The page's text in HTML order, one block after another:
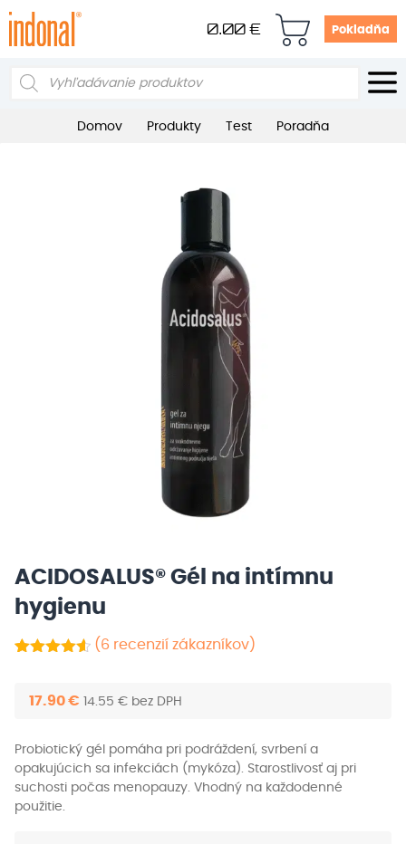
0.00 € Pokladňa
Products
Domov Produkty Test Poradňa
ACIDOSALUS® Gél na intímnu
hygienu
na základe
( 6 recenzií zákazníkov)
17.90€ 14.55 € bez DPH
Probiotický gél pomáha pri podráždení, svrbení a
opakujúcich sa infekciách (mykóza). Starostlivosť aj pri
suchosti počas menopauzy. Vhodný na každodenné
použitie.